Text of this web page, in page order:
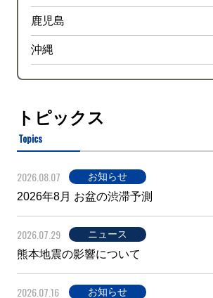
鹿児島
沖縄
トピックス
Topics
2026.08.07 お知らせ
2026年8月 お盆の渋滞予測
2026.07.29 ニュース
熊本地震の影響について
2026.07.16 お知らせ